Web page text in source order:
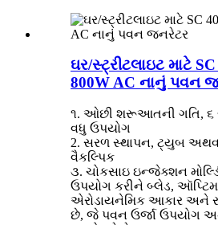
ઘર/સ્ટ્રીટલાઇટ માટે
800W AC નાનું પવન
૧. ઓછી શરૂઆતની ગતિ, ૬
વધુ ઉપયોગ
2. સરળ સ્થાપન, ટ્યુબ
વૈકલ્પિક
૩. ચોકસાઇ ઇન્જેક્શન
ઉપયોગ કરીને બ્લેડ,
એરોડાયનેમિક આકાર અને
છે, જે પવન ઉર્જા ઉપયોગ અને